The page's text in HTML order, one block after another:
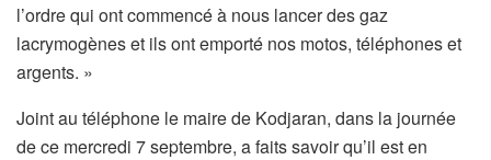
l’ordre qui ont commencé à nous lancer des gaz
lacrymogènes et ils ont emporté nos motos, téléphones et
argents. »
Joint au téléphone le maire de Kodjaran, dans la journée
de ce mercredi 7 septembre, a faits savoir qu’il est en